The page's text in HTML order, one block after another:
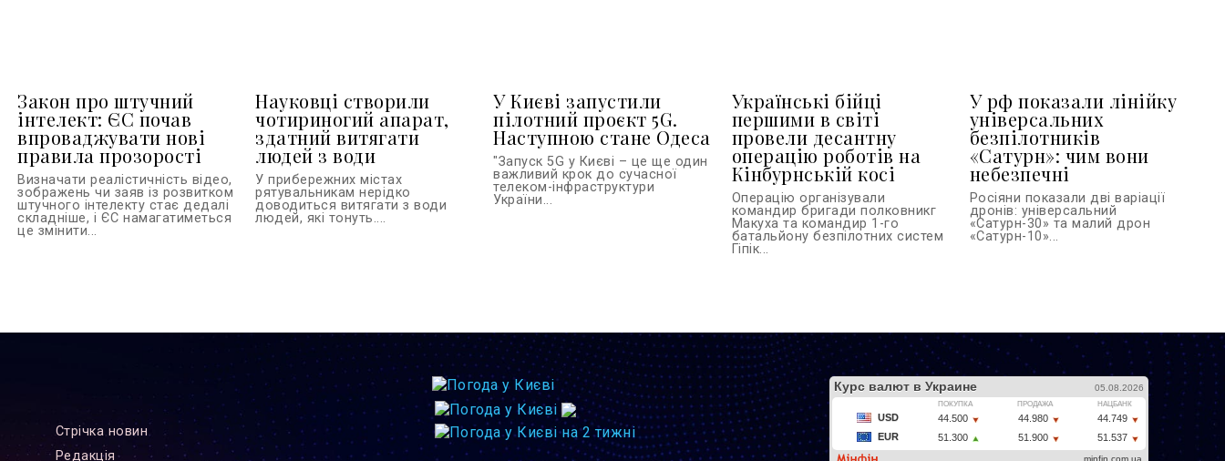
Закон про штучний
інтелект: ЄС почав
впроваджувати нові
правила прозорості
Визначати реалістичність відео,
зображень чи заяв із розвитком
штучного інтелекту стає дедалі
складніше, і ЄС намагатиметься
це змінити...
Науковці створили
чотириногий апарат,
здатний витягати
людей з води
У прибережних містах
рятувальникам нерідко
доводиться витягати з води
людей, які тонуть....
У Києві запустили
пілотний проєкт 5G.
Наступною стане Одеса
"Запуск 5G у Києві – це ще один
важливий крок до сучасної
телеком-інфраструктури
України...
Українські бійці
першими в світі
провели десантну
операцію роботів на
Кінбурнській косі
Операцію організували
командир бригади полковникг
Макуха та командир 1-го
батальйону безпілотних систем
Гіпік...
У рф показали лінійку
універсальних
безпілотників
«Сатурн»: чим вони
небезпечні
Росіяни показали дві варіації
дронів: універсальний
«Сатурн-30» та малий дрон
«Сатурн-10»...
Стрiчка новин
Редакцiя